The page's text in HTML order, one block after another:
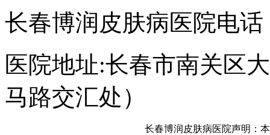
长春博润皮肤病医院电话
医院地址:长春市南关区
马路交汇处）
长春博润皮肤病医院声明：